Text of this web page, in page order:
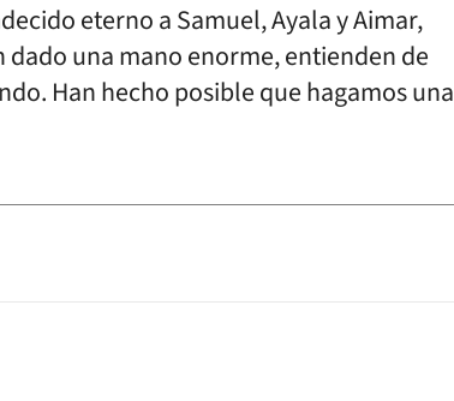
eterno a Samuel, Ayala y Aimar,
dado una mano enorme, entienden de
Han hecho posible que hagamos una